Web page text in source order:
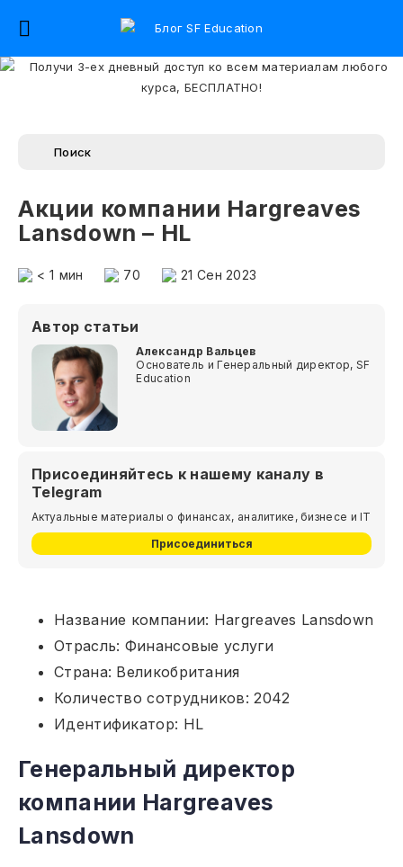
Акции компании Hargreaves
Lansdown – HL
< 1 мин 70 21 Сен 2023
Автор статьи
Александр Вальцев
Основатель и Генеральный директор, SF
Education
Присоединяйтесь к нашему каналу в
Telegram
Актуальные материалы о финансах, аналитике, бизнесе и IT
Присоединиться
Название компании: Hargreaves Lansdown
Отрасль: Финансовые услуги
Страна: Великобритания
Количество сотрудников: 2042
Идентификатор: HL
Генеральный директор
компании Hargreaves
Lansdown